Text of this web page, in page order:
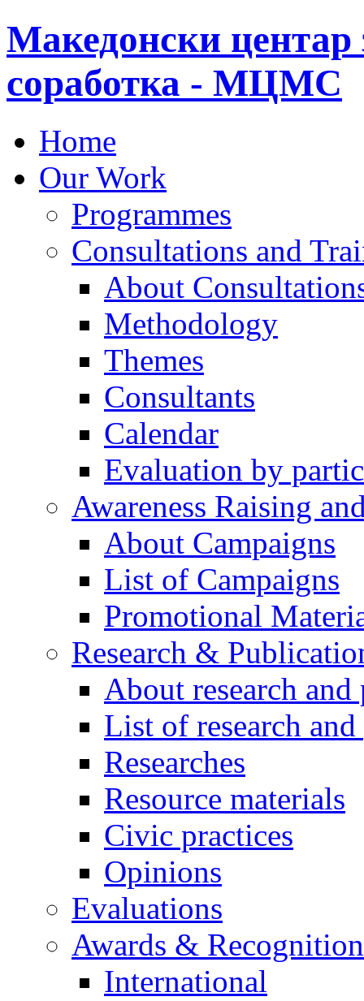
Македонски центар
соработка - МЦМС
Home
Our Work
Programmes
Consultations and
About
Methodology
Themes
Consultants
Calendar
Evaluation by
Awareness Raising
About Campaigns
List of Campaigns
Promotional
Research &
About research
List of research
Researches
Resource materials
Civic practices
Opinions
Evaluations
Awards &
International